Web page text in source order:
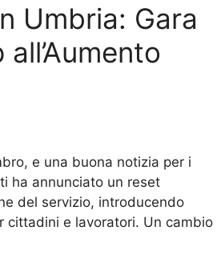
Umbria: Gara
e una buona notizia per i
ha annunciato un reset
del servizio, introducendo
cittadini e lavoratori. Un cambio